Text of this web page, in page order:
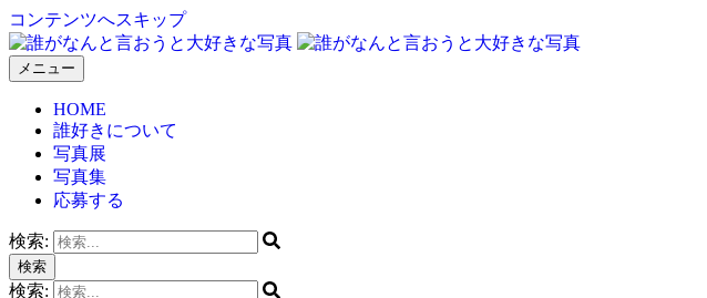
コンテンツへスキップ
誰がなんと言おうと大好きな写真
メニュー
HOME
誰好きについて
写真展
写真集
応募する
検索:
検索
検索: